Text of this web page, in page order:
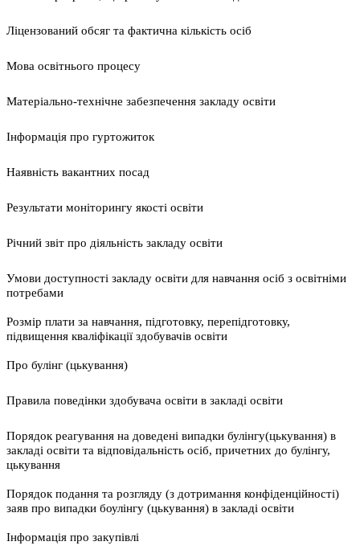
Ліцензований обсяг та фактична кількість осіб
Мова освітнього процесу
Матеріально-технічне забезпечення закладу освіти
Інформація про гуртожиток
Наявність вакантних посад
Результати моніторингу якості освіти
Річний звіт про діяльність закладу освіти
Умови доступності закладу освіти для навчання осіб з освітніми
потребами
Розмір плати за навчання, підготовку, перепідготовку,
підвищення кваліфікації здобувачів освіти
Про булінг (цькування)
Правила поведінки здобувача освіти в закладі освіти
Порядок реагування на доведені випадки булінгу(цькування) в
закладі освіти та відповідальність осіб, причетних до булінгу,
цькування
Порядок подання та розгляду (з дотримання конфіденційності)
заяв про випадки боулінгу (цькування) в закладі освіти
Інформація про закупівлі